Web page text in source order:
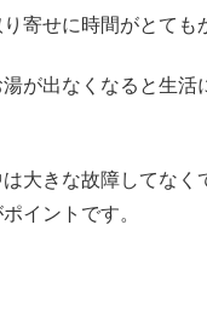
寄せに時間がとても
が出なくなると生活
大きな故障してなく
イントです。